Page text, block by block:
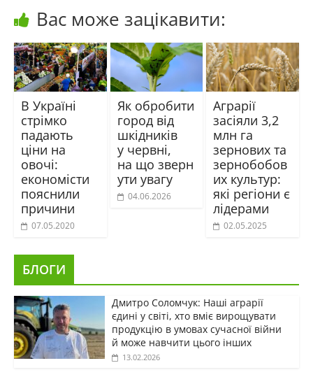
Вас може зацікавити:
В Україні
стрімко
падають
ціни на
овочі:
економісти
пояснили
причини
07.05.2020
Як обробити
город від
шкідників
у червні,
на що зверн
ути увагу
04.06.2026
Аграрії
засіяли 3,2
млн га
зернових та
зернобобов
их культур:
які регіони є
лідерами
02.05.2025
БЛОГИ
Дмитро Соломчук: Наші аграрії
єдині у світі, хто вміє вирощувати
продукцію в умовах сучасної війни
й може навчити цього інших
13.02.2026